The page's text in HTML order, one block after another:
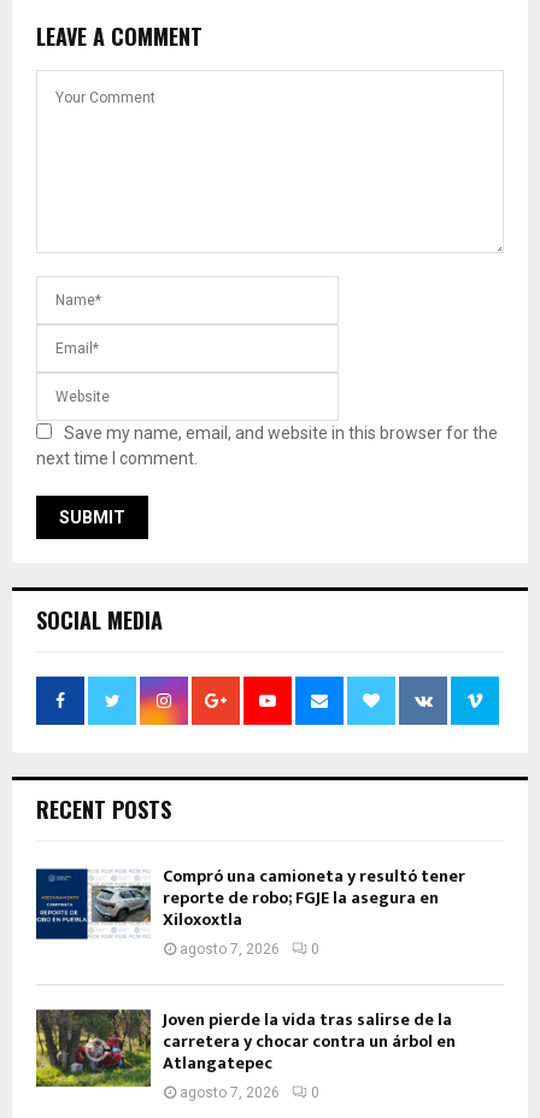
LEAVE A COMMENT
Save my name, email, and website in this browser for the
next time I comment.
SOCIAL MEDIA
RECENT POSTS
Compró una camioneta y resultó tener
reporte de robo; FGJE la asegura en
Xiloxoxtla
agosto 7, 2026 0
Joven pierde la vida tras salirse de la
carretera y chocar contra un árbol en
Atlangatepec
agosto 7, 2026 0